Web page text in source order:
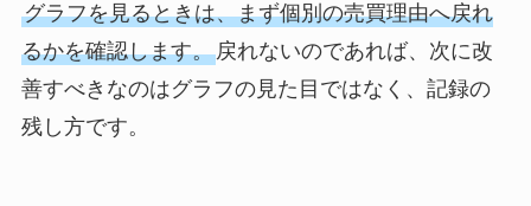
グラフを見るときは、まず個別の売買理由へ戻れ
るかを確認します。戻れないのであれば、次に改
善すべきなのはグラフの見た目ではなく、記録の
残し方です。